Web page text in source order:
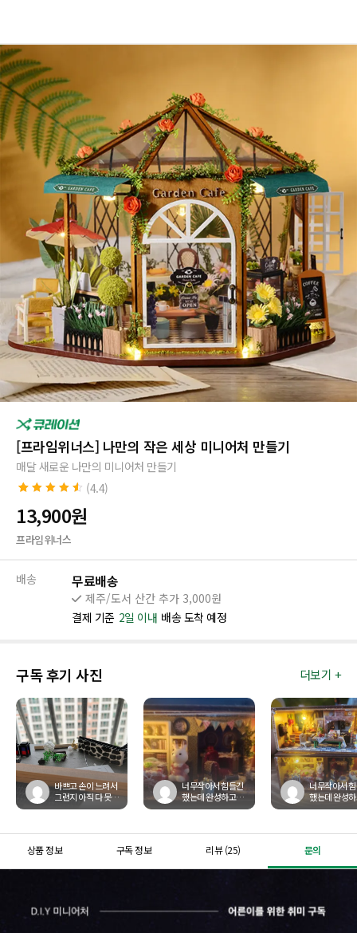
[프라임위너스] 나만의 작은 세상 미니어처 만들기
매달 새로운 나만의 미니어처 만들기
4.4
객 평가를 기
준으로 5점
만점에 점으
(4.4)
13,900원
프라임위너스
배송 무료배송
제주/도서 산간 추가 3,000원
결제 기준 2일 이내 배송 도착 예정
구독 후기 사진 더보기 +
바쁘고 손이 느려서
그런지 아직 다 못만
들었지만 만들 때마
너무작아서 힘들긴
했는데 완성하고보
니 뿌듯했어요
너무작아서
했는데 완성
니 뿌듯했어요
상품 정보 구독 정보 리뷰 (25) 문의